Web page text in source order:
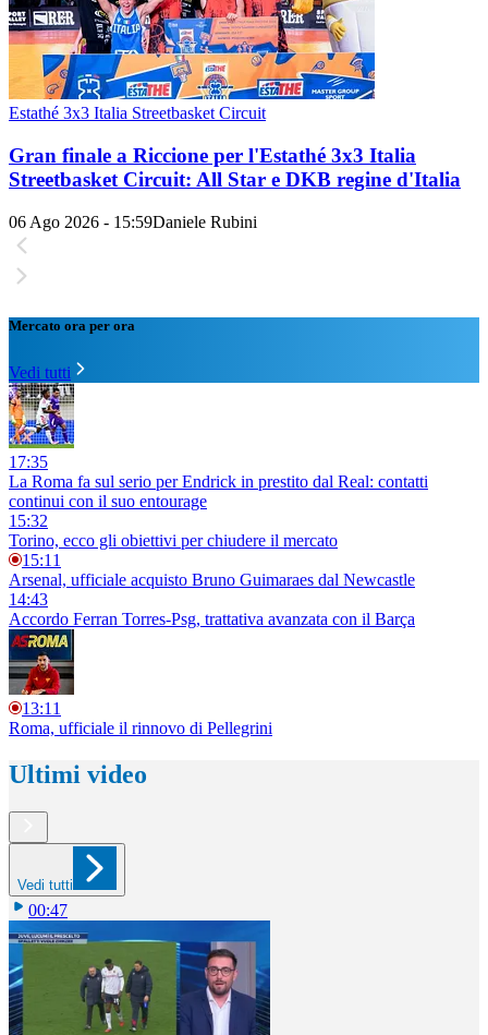
Estathé 3x3 Italia Streetbasket Circuit
Gran finale a Riccione per l'Estathé 3x3 Italia
Streetbasket Circuit: All Star e DKB regine d'Italia
06 Ago 2026 - 15:59Daniele Rubini
Mercato ora per ora
Vedi tutti
17:35
La Roma fa sul serio per Endrick in prestito dal Real: contatti
continui con il suo entourage
15:32
Torino, ecco gli obiettivi per chiudere il mercato
15:11
Arsenal, ufficiale acquisto Bruno Guimaraes dal Newcastle
14:43
Accordo Ferran Torres-Psg, trattativa avanzata con il Barça
13:11
Roma, ufficiale il rinnovo di Pellegrini
Ultimi video
Vedi tutti
00:47